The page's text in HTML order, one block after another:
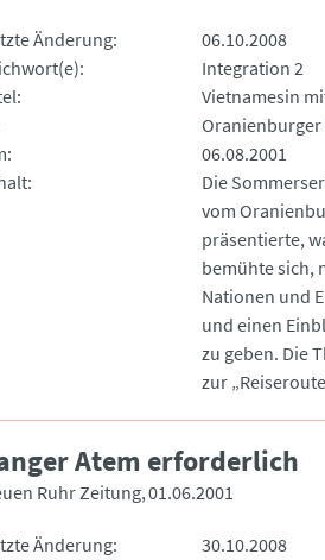
Änderung
06.10.2008
Integration 2
Vietnamesin
Oranienburger
06.08.2001
Die
vom
präsentierte,
bemühte sich,
Nationen und
und einen
zu geben. Die
zur
Atem erforderlich
Ruhr Zeitung 01.06.2001
Änderung
30.10.2008